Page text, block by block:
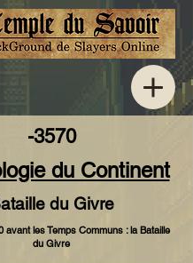
-3570
du Continent
du Givre
avant les Temps Communs : la Bataille
du Givre